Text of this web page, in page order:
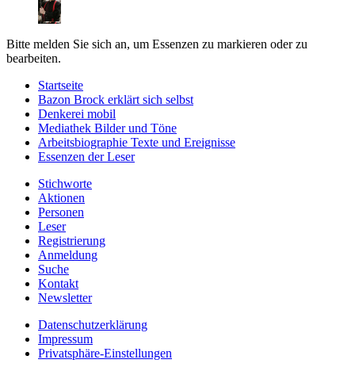
Bitte melden Sie sich an, um Essenzen zu markieren oder zu
bearbeiten.
Startseite
Bazon Brock erklärt sich selbst
Denkerei mobil
Mediathek Bilder und Töne
Arbeitsbiographie Texte und Ereignisse
Essenzen der Leser
Stichworte
Aktionen
Personen
Leser
Registrierung
Anmeldung
Suche
Kontakt
Newsletter
Datenschutzerklärung
Impressum
Privatsphäre-Einstellungen